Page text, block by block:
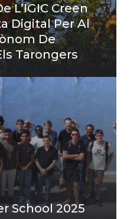
L’IGIC Creen
Digital Per Al
De
Tarongers
School 2025